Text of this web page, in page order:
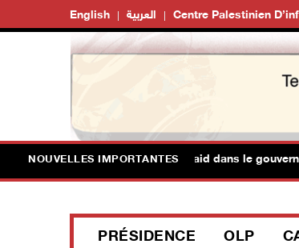
English العربية Centre Palestinien
NOUVELLES IMPORTANTES
israéliennes lancent des raid dans le gouvernorat
PRÉSIDENCE OLP